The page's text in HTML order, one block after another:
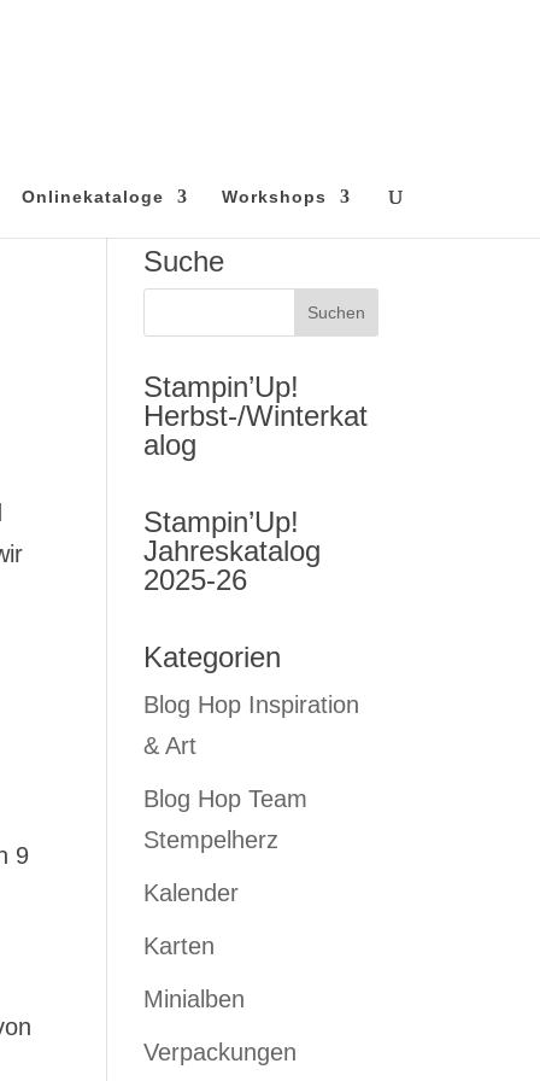
Onlinekataloge Workshops
9
Suche
Stampin’Up!
Herbst-/Winterkat
alog
Stampin’Up!
Jahreskatalog
2025-26
Kategorien
Blog Hop Inspiration
& Art
Blog Hop Team
Stempelherz
Kalender
Karten
Minialben
Verpackungen